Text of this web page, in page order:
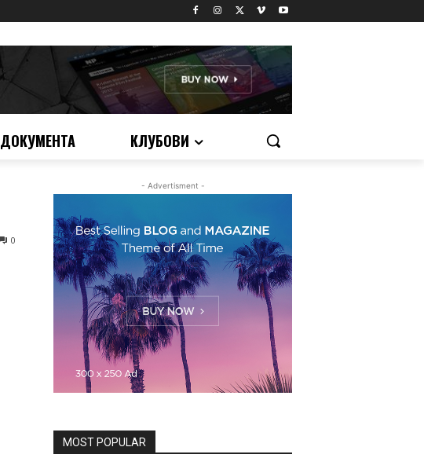
ДОКУМЕНТА КЛУБОВИ
0
- Advertisment -
MOST POPULAR